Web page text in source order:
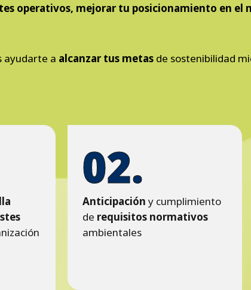
operativos, mejorar tu posicionamiento en el
ayudarte a alcanzar tus metas de sostenibilidad
02.
Anticipación y cumplimiento
de requisitos normativos
ambientales